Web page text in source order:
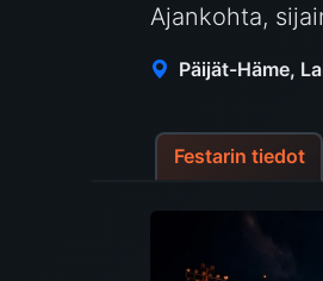
Ajankohta,
Päijät-Häme,
Festarin tiedot